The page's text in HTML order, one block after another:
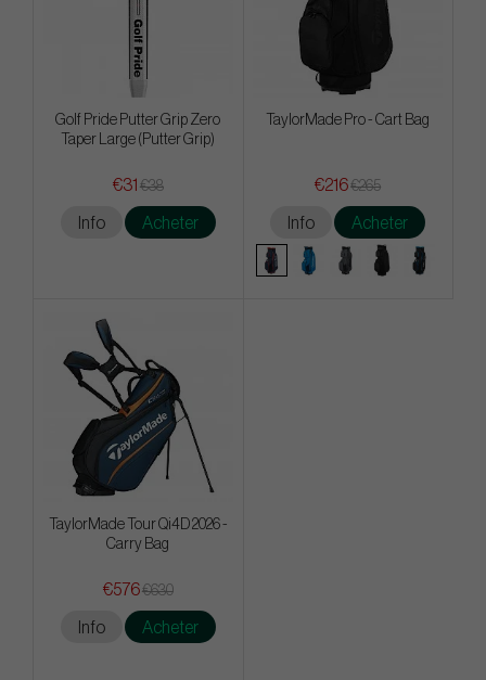
Golf Pride Putter Grip Zero
Taper Large (Putter Grip)
€31 €38
Info Acheter
TaylorMade Pro - Cart Bag
€216€265
Info Acheter
TaylorMade Tour Qi4D 2026 -
Carry Bag
€576€630
Info Acheter